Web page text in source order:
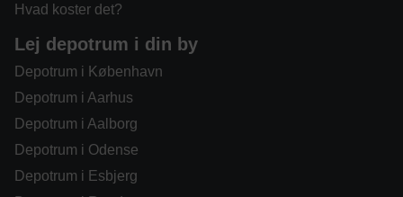
Hvad koster det?
Lej depotrum i din by
Depotrum i København
Depotrum i Aarhus
Depotrum i Aalborg
Depotrum i Odense
Depotrum i Esbjerg